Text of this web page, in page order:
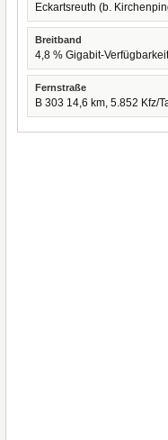
Eckartsreuth (b.
Breitband
4,8 % Gigabit-Verfügbarkeit
Fernstraße
B 303 14,6 km, 5.852 Kfz/